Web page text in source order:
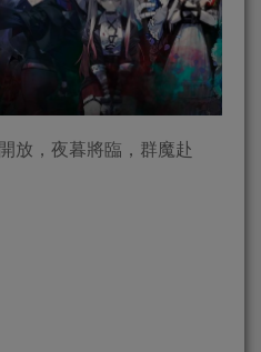
放，夜暮將臨，群魔赴